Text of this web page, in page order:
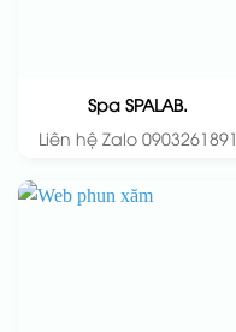
Spa SPALAB.
Liên hệ Zalo 0903261891